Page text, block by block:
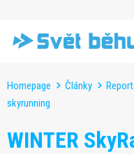
Homepage Články
skyrunning
WINTER